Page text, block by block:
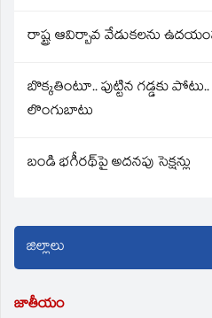
రాష్ట్ర ఆవిర్బావ వేడుకలను
బొక్కతింటూ.. పుట్టిన గడ్డకు
లొంగుబాటు
బండి భగీరథ్‌పై అదనపు సెక్షన్లు
జాతీయం